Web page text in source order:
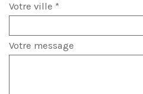
Votre ville *
Votre message